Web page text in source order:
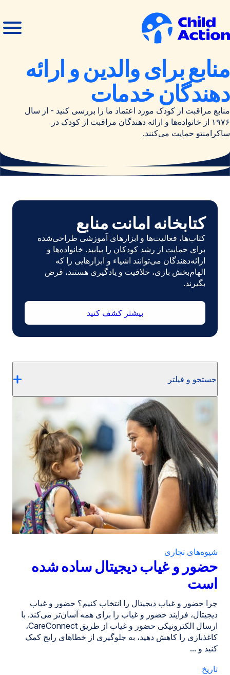
منوی
بستن
منابع برای والدین و ارائه
دهندگان خدمات
منابع مراقبت از کودک مورد اعتماد ما را بررسی کنید - از سال
۱۹۷۶ از خانواده‌ها و ارائه دهندگان مراقبت از کودک در
ساکرامنتو حمایت می‌کنند.
کتابخانه امانت منابع
کتاب‌ها، فعالیت‌ها و ابزارهای آموزشی طراحی‌شده
برای حمایت از رشد کودکان را بیابید. خانواده‌ها و
ارائه‌دهندگان می‌توانند اشیاء و ابزارهایی را که
الهام‌بخش بازی، خلاقیت و یادگیری هستند، قرض
بگیرند.
بیشتر کشف کنید
جستجو و فیلتر
حضور و غیاب دیجیتال ساده شده
است
شیوه‌های تجاری
چرا حضور و غیاب دیجیتال را انتخاب کنیم؟ حضور و غیاب
دیجیتال، فرایند حضور و غیاب را برای همه آسان‌تر می‌کند. با
ارسال الکترونیکی حضور و غیاب از طریق CareConnect،
کاغذبازی را کاهش دهید، به جلوگیری از خطاهای رایج کمک
کنید و ...
تاریخ